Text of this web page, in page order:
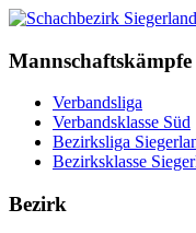
Mannschaftskämpfe
Verbandsliga
Verbandsklasse Süd
Bezirksliga
Bezirksklasse
Bezirk